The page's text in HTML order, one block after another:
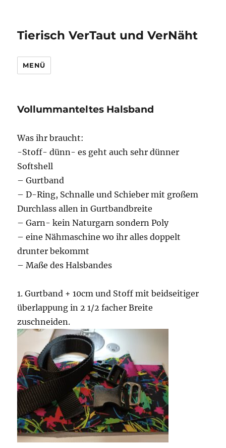
Tierisch VerTaut und VerNäht
MENÜ
Vollummanteltes Halsband
Was ihr braucht:
-Stoff- dünn- es geht auch sehr dünner
Softshell
– Gurtband
– D-Ring, Schnalle und Schieber mit großem
Durchlass allen in Gurtbandbreite
– Garn- kein Naturgarn sondern Poly
– eine Nähmaschine wo ihr alles doppelt
drunter bekommt
– Maße des Halsbandes
1. Gurtband + 10cm und Stoff mit beidseitiger
überlappung in 2 1/2 facher Breite
zuschneiden.